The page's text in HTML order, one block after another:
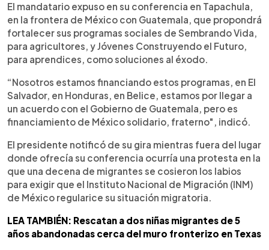
El mandatario expuso en su conferencia en Tapachula,
en la frontera de México con Guatemala, que propondrá
fortalecer sus programas sociales de Sembrando Vida,
para agricultores, y Jóvenes Construyendo el Futuro,
para aprendices, como soluciones al éxodo.
“Nosotros estamos financiando estos programas, en El
Salvador, en Honduras, en Belice, estamos por llegar a
un acuerdo con el Gobierno de Guatemala, pero es
financiamiento de México solidario, fraterno", indicó.
El presidente notificó de su gira mientras fuera del lugar
donde ofrecía su conferencia ocurría una protesta en la
que una decena de migrantes se cosieron los labios
para exigir que el Instituto Nacional de Migración (INM)
de México regularice su situación migratoria.
LEA TAMBIÉN: Rescatan a dos niñas migrantes de 5
años abandonadas cerca del muro fronterizo en Texas